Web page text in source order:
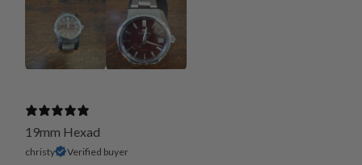
19mm Hexad
christy Verified buyer